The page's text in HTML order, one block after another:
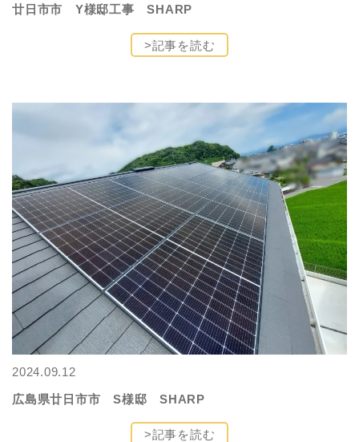
廿日市市 Y様邸工事 SHARP
>記事を読む
2024.09.12
広島県廿日市市 S様邸 SHARP
>記事を読む